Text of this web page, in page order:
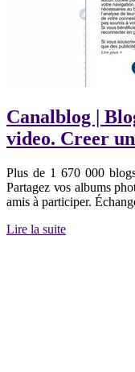
Canalblog |
video. Creer
Plus de 1 670 000
Partagez vos albums
amis à participer.
Lire la suite